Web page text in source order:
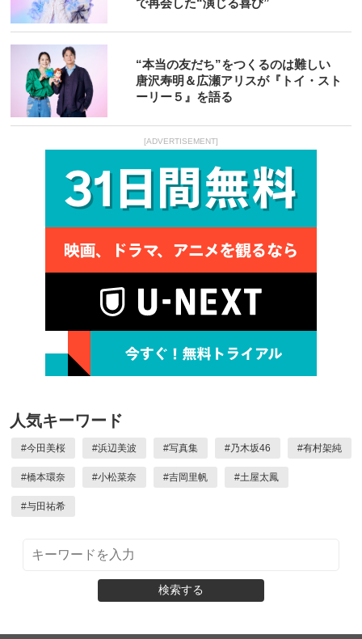
で再会した“演じる喜び”
“本当の友だち”をつくるのは難しい
唐沢寿明＆広瀬アリスが『トイ・スト
ーリー５』を語る
[ADVERTISEMENT]
人気キーワード
#今田美桜 #浜辺美波 #写真集 #乃木坂46 #有村架純
#橋本環奈 #小松菜奈 #吉岡里帆 #土屋太鳳
#与田祐希
検索する